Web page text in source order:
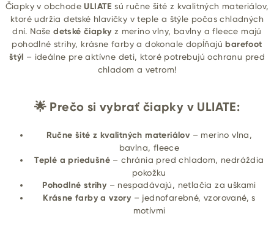
Čiapky v obchodeULIATE sú ručne šité z kvalitných materiálov,
ktoré udržia detské hlavičky v teple a štýle počas chladných
dní. Našedetské čiapky z merino vlny, bavlny a fleece majú
pohodlné strihy, krásne farby a dokonale dopĺňajúbarefoot
štýl – ideálne pre aktívne deti, ktoré potrebujú ochranu pred
chladom a vetrom!
🌟 Prečo si vybrať čiapky v ULIATE:
Ručne šité z kvalitných materiálov– merino vlna,
bavlna, fleece
Teplé a priedušné – chránia pred chladom, nedráždia
pokožku
Pohodlné strihy – nespadávajú, netlačia za uškami
Krásne farby a vzory – jednofarebné, vzorované, s
motívmi